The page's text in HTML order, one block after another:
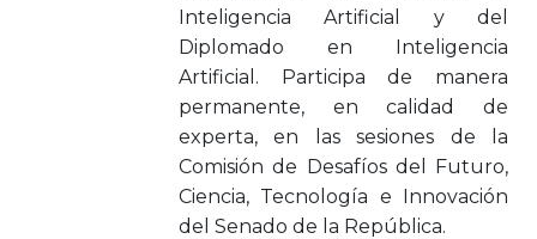
Inteligencia Artificial y del
Diplomado en Inteligencia
Artificial. Participa de manera
permanente, en calidad de
experta, en las sesiones de la
Comisión de Desafíos del Futuro,
Ciencia, Tecnología e Innovación
del Senado de la República.